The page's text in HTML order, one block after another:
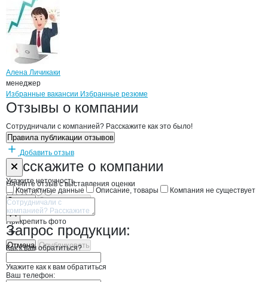
Алена Личикаки
менеджер
Брендыкомпани Junan Zhongsheng
Вакансии вJunan Zhongsheng
Избранные вакансии Избранные резюме
Новости oJunan Zhongsheng
Отзывы о компании
Сотрудничали с компанией? Расскажите как это было!
Правила публикации отзывов
Добавить отзыв
Расскажите о компании
Начните отзыв с выставления оценки
Прикрепить фото
Отмена Опубликовать
Форма обратной связи о неточностях
Укажите неточность
Контактные данные
Описание, товары Компания не существует
Отмена Опубликовать
Запрос продукции:
Как к вам обратиться?
Укажите как к вам обратиться
Ваш телефон: